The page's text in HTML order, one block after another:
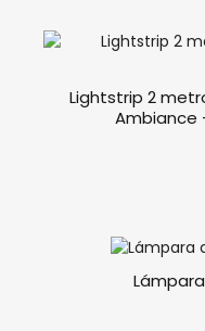
Lightstrip 2
Ambiance